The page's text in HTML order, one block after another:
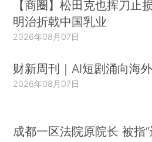
【商圈】松田克也挥刀止
明治折戟中国乳业
2026年08月07日
财新周刊｜AI短剧涌向海外
2026年08月07日
成都一区法院原院长 被指“